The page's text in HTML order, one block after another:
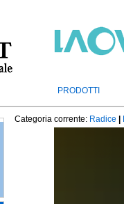
PRODOTTI
Categoria corrente: Radice